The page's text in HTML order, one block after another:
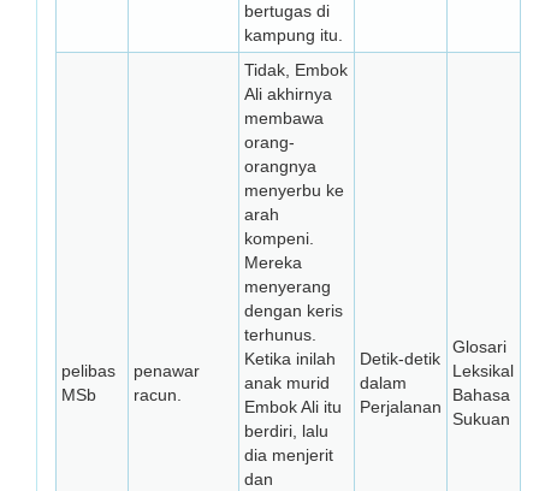
bertugas di
kampung itu.
pelibas
MSb
penawar
racun.
Tidak, Embok
Ali akhirnya
membawa
orang-
orangnya
menyerbu ke
arah
kompeni.
Mereka
menyerang
dengan keris
terhunus.
Ketika inilah
anak murid
Embok Ali itu
berdiri, lalu
dia menjerit
dan
Detik-detik
dalam
Perjalanan
Glosari
Leksikal
Bahasa
Sukuan